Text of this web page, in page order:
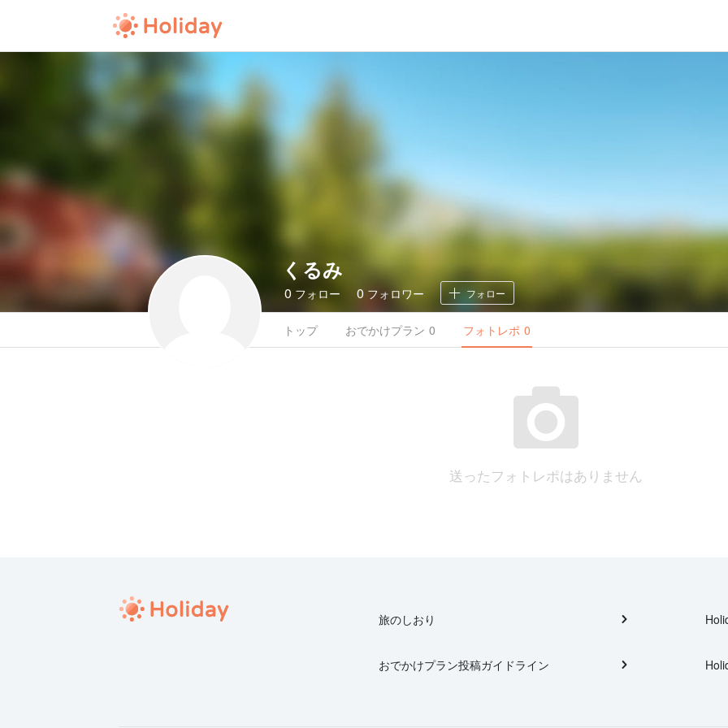
くるみ
0 フォロー 0 フォロワー フォロー
トップ おでかけプラン 0 フォトレポ 0
送ったフォトレポはありません
旅のしおり
おでかけプラン投稿ガイドライン